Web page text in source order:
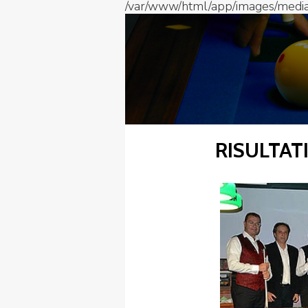
FIBISCUOLA-
JUNIORES
Cookie Policy Cerca
/var/www/html/app/images/